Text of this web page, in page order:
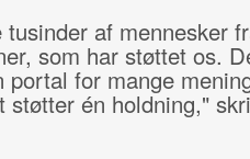
af mennesker
som har støttet os.
portal for mange
støtter én holdning,"